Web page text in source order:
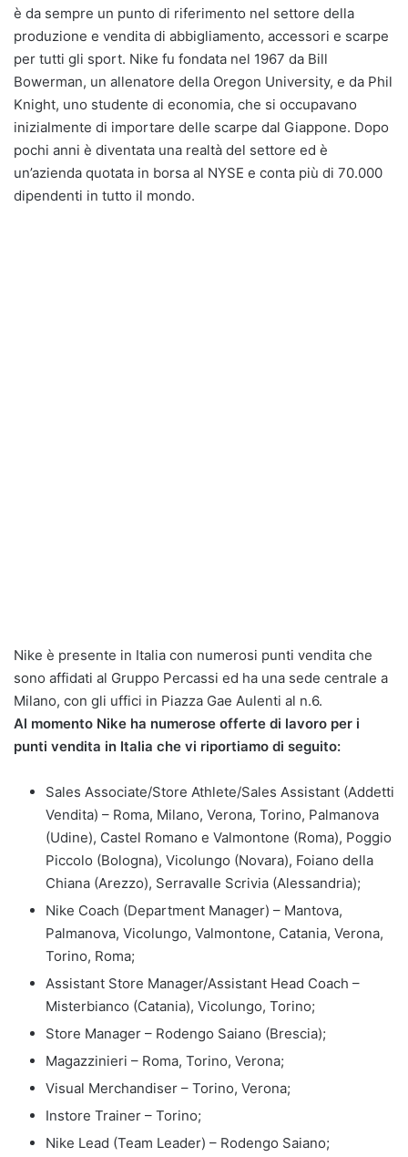
è da sempre un punto di riferimento nel settore della
produzione e vendita di abbigliamento, accessori e scarpe
per tutti gli sport. Nike fu fondata nel 1967 da Bill
Bowerman, un allenatore della Oregon University, e da Phil
Knight, uno studente di economia, che si occupavano
inizialmente di importare delle scarpe dal Giappone. Dopo
pochi anni è diventata una realtà del settore ed è
un’azienda quotata in borsa al NYSE e conta più di 70.000
dipendenti in tutto il mondo.
Nike è presente in Italia con numerosi punti vendita che
sono affidati al Gruppo Percassi ed ha una sede centrale a
Milano, con gli uffici in Piazza Gae Aulenti al n.6.
Al momento Nike ha numerose offerte di lavoro per i
punti vendita in Italia che vi riportiamo di seguito:
Sales Associate/Store Athlete/Sales Assistant (Addetti
Vendita) – Roma, Milano, Verona, Torino, Palmanova
(Udine), Castel Romano e Valmontone (Roma), Poggio
Piccolo (Bologna), Vicolungo (Novara), Foiano della
Chiana (Arezzo), Serravalle Scrivia (Alessandria);
Nike Coach (Department Manager) – Mantova,
Palmanova, Vicolungo, Valmontone, Catania, Verona,
Torino, Roma;
Assistant Store Manager/Assistant Head Coach –
Misterbianco (Catania), Vicolungo, Torino;
Store Manager – Rodengo Saiano (Brescia);
Magazzinieri – Roma, Torino, Verona;
Visual Merchandiser – Torino, Verona;
Instore Trainer – Torino;
Nike Lead (Team Leader) – Rodengo Saiano;